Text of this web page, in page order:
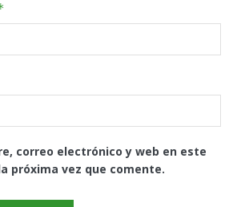
correo electrónico y web en este
próxima vez que comente.